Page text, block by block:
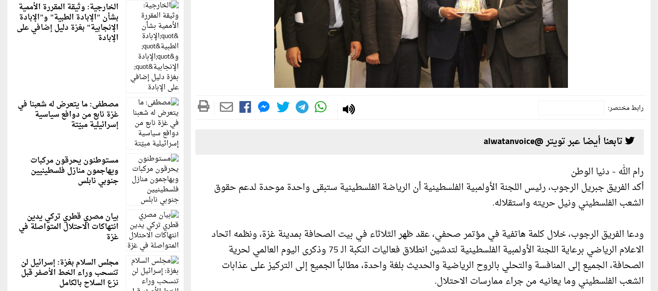
رابط مختصر:
تابعنا أيضا عبر تويتر @alwatanvoice
رام الله - دنيا الوطن
أكد الفريق جبريل الرجوب، رئيس اللجنة الأولمبية الفلسطينية أن الرياضة الفلسطينية ستبقى واحدة موحدة لدعم حقوق
الشعب الفلسطيني ونيل حريته واستقلاله.
ودعا الفريق الرجوب، خلال كلمة هاتفية في مؤتمر صحفي، عقد ظهر الثلاثاء في بيت الصحافة بمدينة غزة، ونظمه اتحاد
الاعلام الرياضي برعاية اللجنة الأولمبية الفلسطينية لتدشين انطلاق فعاليات النكبة الـ 75 وذكرى اليوم العالمي لحرية
الصحافة، الجميع إلى المنافسة والتحلي بالروح الرياضية والحديث بلغة واحدة، مطالباً الجميع إلى التركيز على عذابات
الشعب الفلسطيني وما يعانيه من جراء ممارسات الاحتلال.
الخارجية: وثيقة المقررة الأممية
بشأن "الإبادة الطبية" و"الإبادة
الإنجابية" بغزة دليل إضافي على
الإبادة
مصطفى: ما يتعرض له شعبنا في
غزة نابع من دوافع سياسية
إسرائيلية مبيّتة
مستوطنون يحرقون مركبات
ويهاجمون منازل فلسطينيين
جنوبي نابلس
بيان مصري قطري تركي يدين
انتهاكات الاحتلال المتواصلة في
غزة
مجلس السلام بغزة: إسرائيل لن
تنسحب وراء الخط الأصفر قبل
نزع السلاح بالكامل